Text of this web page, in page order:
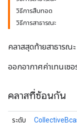
วิธีการสืบทอด
วิธีการสาธารณะ
คลาสสุดท้ายสาธารณะ
ออกอากาศค่าเทนเซ
คลาสที่ซ้อนกัน
ระดับ